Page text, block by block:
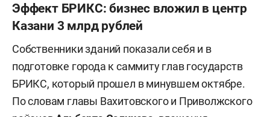
Эффект БРИКС: бизнес вложил в центр
Казани 3 млрд рублей
Собственники зданий показали себя и в
подготовке города к саммиту глав государств
БРИКС, который прошел в минувшем октябре.
По словам главы Вахитовского и Приволжского